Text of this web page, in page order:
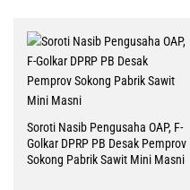
Soroti Nasib Pengusaha OAP, F-
Golkar DPRP PB Desak Pemprov
Sokong Pabrik Sawit Mini Masni